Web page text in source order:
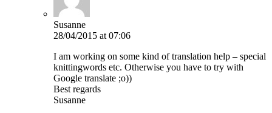
Susanne
28/04/2015 at 07:06
I am working on some kind of translation help – special
knittingwords etc. Otherwise you have to try with
Google translate ;o))
Best regards
Susanne